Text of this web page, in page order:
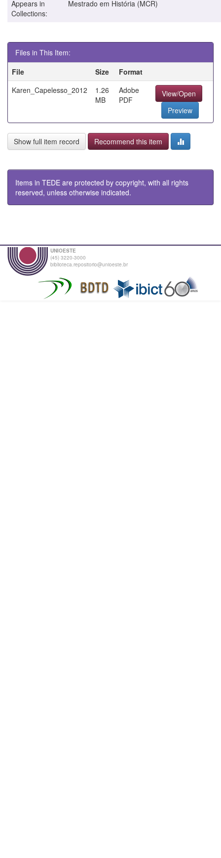
Appears in
Collections:
Mestrado em História (MCR)
Files in This Item:
File
Size
Format
Karen_Capelesso_2012
1.26
MB
Adobe
PDF
View/Open
Preview
Show full item record Recommend this item
Items in TEDE are protected by copyright, with all rights
reserved, unless otherwise indicated.
UNIOESTE
(45) 3220-3000
biblioteca.repositorio@unioeste.br